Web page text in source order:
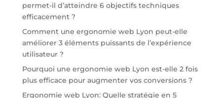
permet-il d’atteindre 6 objectifs techniques
efficacement ?
Comment une ergonomie web Lyon peut-elle
améliorer 3 éléments puissants de l’expérience
utilisateur ?
Pourquoi une ergonomie web Lyon est-elle 2 fois
plus efficace pour augmenter vos conversions ?
Ergonomie web Lyon: Quelle stratégie en 5